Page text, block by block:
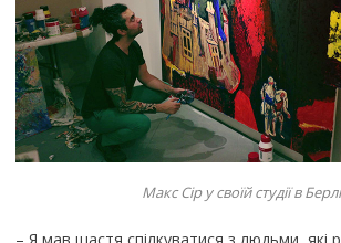
Макс Сір у своїй студії в